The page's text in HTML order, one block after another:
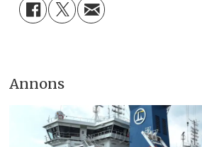
Annons